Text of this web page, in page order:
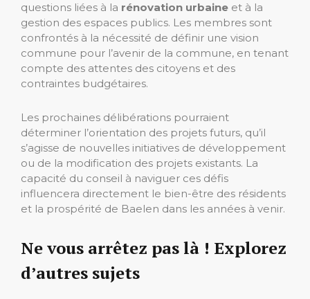
questions liées à la rénovation urbaine et à la
gestion des espaces publics. Les membres sont
confrontés à la nécessité de définir une vision
commune pour l’avenir de la commune, en tenant
compte des attentes des citoyens et des
contraintes budgétaires.
Les prochaines délibérations pourraient
déterminer l’orientation des projets futurs, qu’il
s’agisse de nouvelles initiatives de développement
ou de la modification des projets existants. La
capacité du conseil à naviguer ces défis
influencera directement le bien-être des résidents
et la prospérité de Baelen dans les années à venir.
Ne vous arrêtez pas là ! Explorez
d’autres sujets